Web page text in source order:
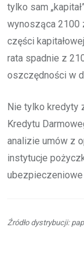
tylko sam
wynosząca 2100
części
rata spadnie z
oszczędności w
Nie tylko kredyty
Kredytu
analizie umów z
instytucje
ubezpieczeniowe
Źródło dystrybucji: